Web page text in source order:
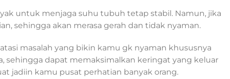
untuk menjaga suhu tubuh tetap stabil. Namun, jika
sehingga akan merasa gerah dan tidak nyaman.
masalah yang bikin kamu gk nyaman khususnya
sehingga dapat memaksimalkan keringat yang keluar
jadiin kamu pusat perhatian banyak orang.